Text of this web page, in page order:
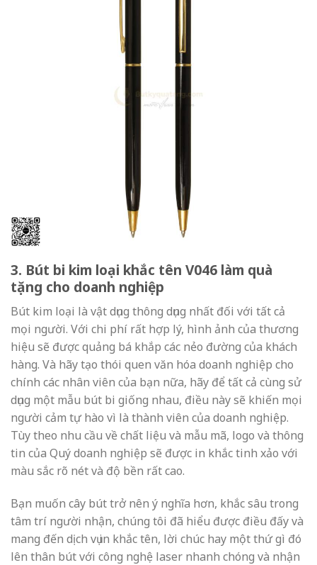
3. Bút bi kim loại khắc tên V046 làm quà
tặng cho doanh nghiệp
Bút kim loại là vật dụng thông dụng nhất đối với tất cả
mọi người. Với chi phí rất hợp lý, hình ảnh của thương
hiệu sẽ được quảng bá khắp các nẻo đường của khách
hàng. Và hãy tạo thói quen văn hóa doanh nghiệp cho
chính các nhân viên của bạn nữa, hãy để tất cả cùng sử
dụng một mẫu bút bi giống nhau, điều này sẽ khiến mọi
người cảm tự hào vì là thành viên của doanh nghiệp.
Tùy theo nhu cầu về chất liệu và mẫu mã, logo và thông
tin của Quý doanh nghiệp sẽ được in khắc tinh xảo với
màu sắc rõ nét và độ bền rất cao.
Bạn muốn cây bút trở nên ý nghĩa hơn, khắc sâu trong
tâm trí người nhận, chúng tôi đã hiểu được điều đấy và
mang đến dịch vụ in khắc tên, lời chúc hay một thứ gì đó
lên thân bút với công nghệ laser nhanh chóng và nhận